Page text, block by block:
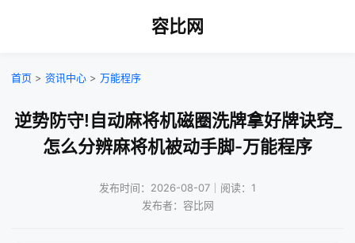
容比网
首页 > 资讯中心 > 万能程序
逆势防守!自动麻将机磁圈洗牌拿好牌诀窍_
怎么分辨麻将机被动手脚-万能程序
发布时间：2026-08-07｜阅读：1
发布者：容比网